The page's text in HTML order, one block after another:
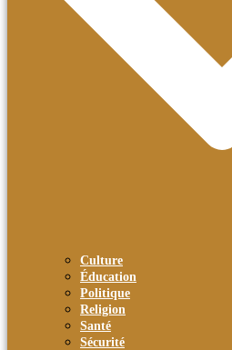
Culture
Éducation
Politique
Religion
Santé
Sécurité